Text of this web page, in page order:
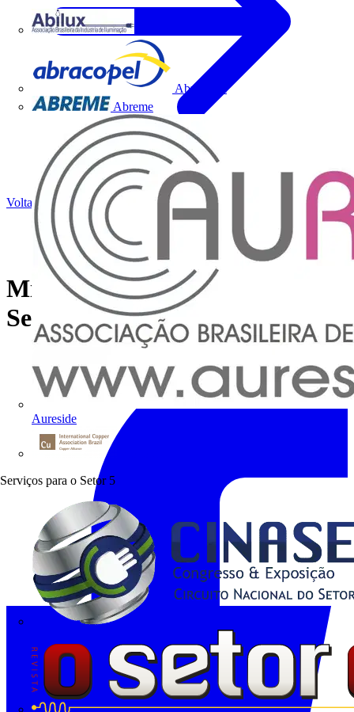
Abracopel
Abreme
Aureside
Serviços para o Setor 5
Voltar para Notícias
Minuto "Programa Casa
Segura" | Falta de DR